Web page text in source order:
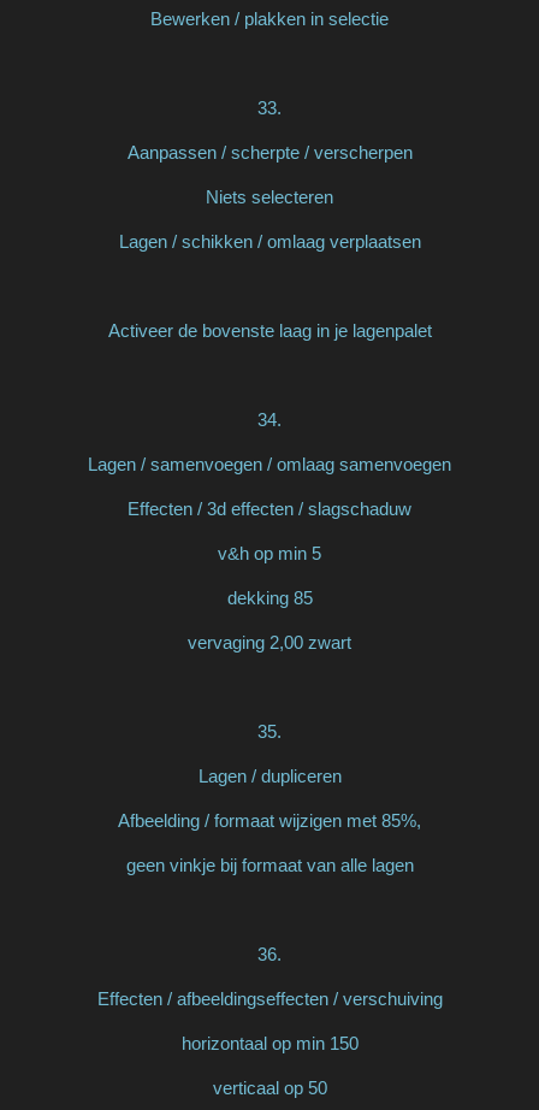
Bewerken / plakken in selectie
33.
Aanpassen / scherpte / verscherpen
Niets selecteren
Lagen / schikken / omlaag verplaatsen
Activeer de bovenste laag in je lagenpalet
34.
Lagen / samenvoegen / omlaag samenvoegen
Effecten / 3d effecten / slagschaduw
v&h op min 5
dekking 85
vervaging 2,00 zwart
35.
Lagen / dupliceren
Afbeelding / formaat wijzigen met 85%,
geen vinkje bij formaat van alle lagen
36.
Effecten / afbeeldingseffecten / verschuiving
horizontaal op min 150
verticaal op 50